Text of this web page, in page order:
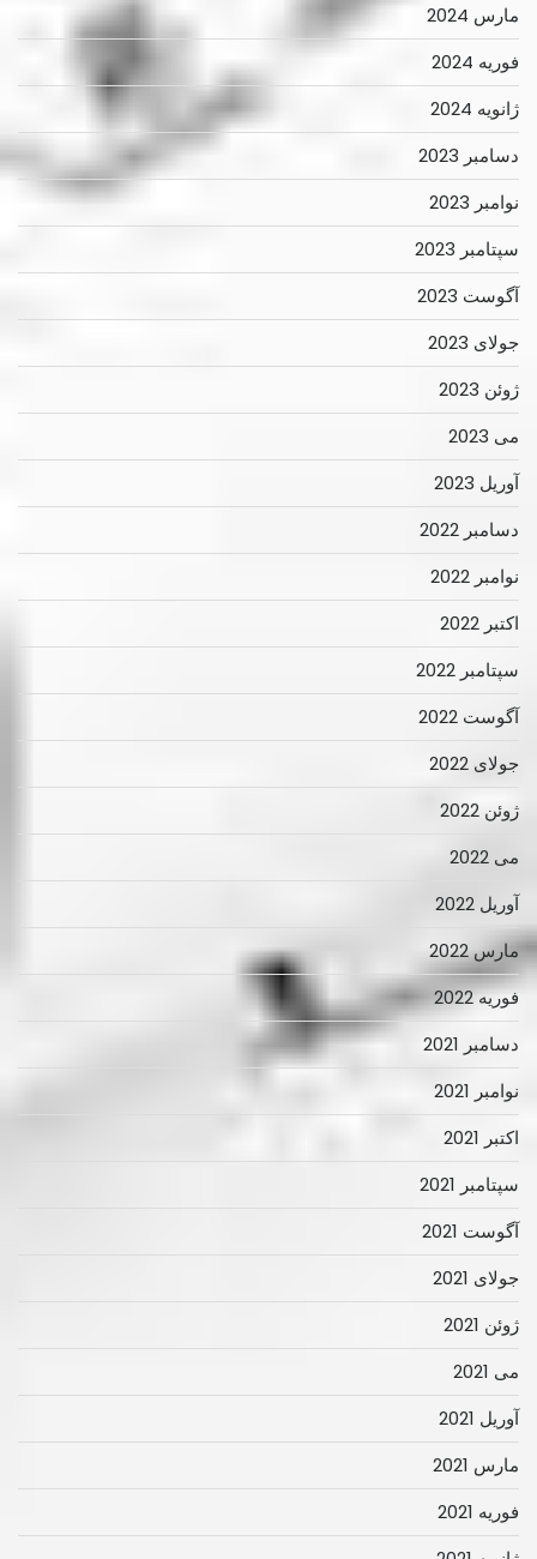
مارس 2024
فوریه 2024
ژانویه 2024
دسامبر 2023
نوامبر 2023
سپتامبر 2023
آگوست 2023
جولای 2023
ژوئن 2023
می 2023
آوریل 2023
دسامبر 2022
نوامبر 2022
اکتبر 2022
سپتامبر 2022
آگوست 2022
جولای 2022
ژوئن 2022
می 2022
آوریل 2022
مارس 2022
فوریه 2022
دسامبر 2021
نوامبر 2021
اکتبر 2021
سپتامبر 2021
آگوست 2021
جولای 2021
ژوئن 2021
می 2021
آوریل 2021
مارس 2021
فوریه 2021